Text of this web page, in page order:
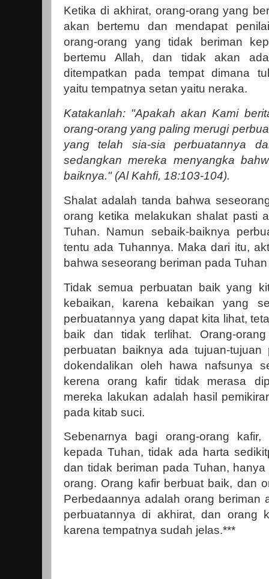
Ketika di akhirat, orang-orang yang
akan bertemu dan mendapat
orang-orang yang tidak beriman
bertemu Allah, dan tidak akan
ditempatkan pada tempat dimana
yaitu tempatnya setan yaitu neraka.
Katakanlah: "Apakah akan Kami
orang-orang yang paling merugi
yang telah sia-sia perbuatannya
sedangkan mereka menyangka
baiknya." (Al Kahfi, 18:103-104).
Shalat adalah tanda bahwa
orang ketika melakukan shalat pasti
Tuhan. Namun sebaik-baiknya
tentu ada Tuhannya. Maka dari itu,
bahwa seseorang beriman pada
Tidak semua perbuatan baik yang
kebaikan, karena kebaikan yang
perbuatannya yang dapat kita lihat,
baik dan tidak terlihat. Orang-
perbuatan baiknya ada tujuan-
dokendalikan oleh hawa nafsunya
kerena orang kafir tidak merasa
mereka lakukan adalah hasil
pada kitab suci.
Sebenarnya bagi orang-orang
kepada Tuhan, tidak ada harta
dan tidak beriman pada Tuhan,
orang. Orang kafir berbuat baik, dan
Perbedaannya adalah orang beriman
perbuatannya di akhirat, dan orang
karena tempatnya sudah jelas.***